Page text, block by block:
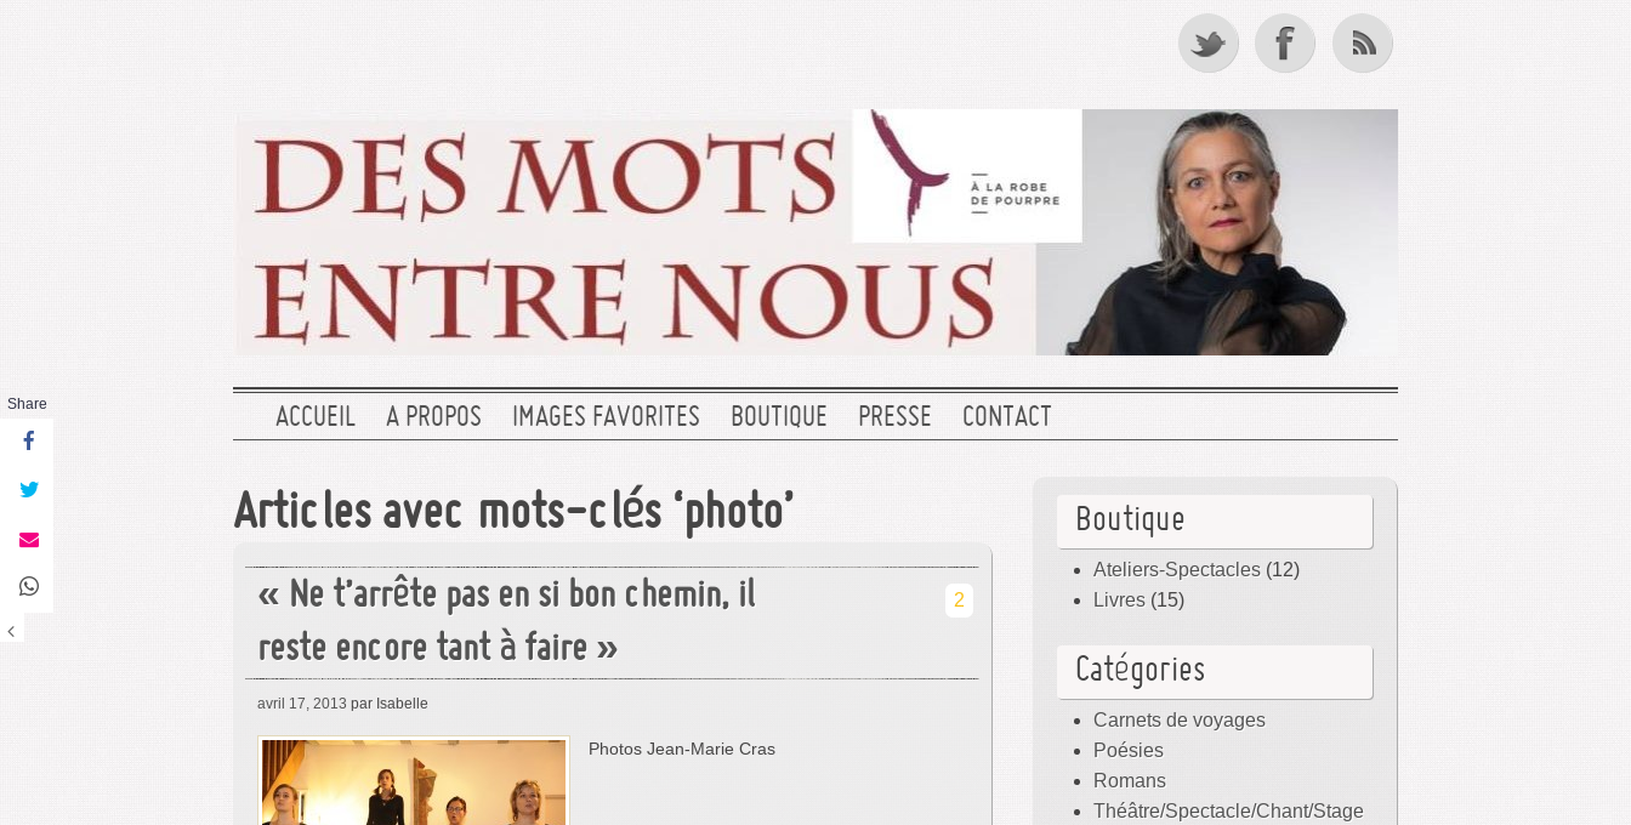
ACCUEIL A PROPOS IMAGES FAVORITES BOUTIQUE PRESSE CONTACT
Articles avec mots-clés ‘photo’
« Ne t’arrête pas en si bon chemin, il
reste encore tant à faire »
2
avril 17, 2013 par Isabelle
Photos Jean-Marie Cras
Boutique
Ateliers-Spectacles (12)
Livres (15)
Catégories
Carnets de voyages
Poésies
Romans
Théâtre/Spectacle/Chant/Stage
Share